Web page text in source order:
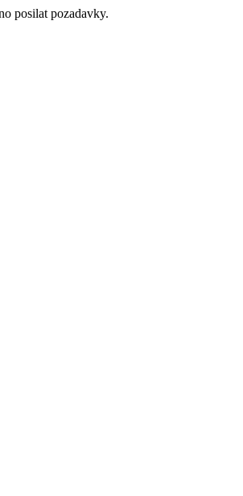
posilat pozadavky.